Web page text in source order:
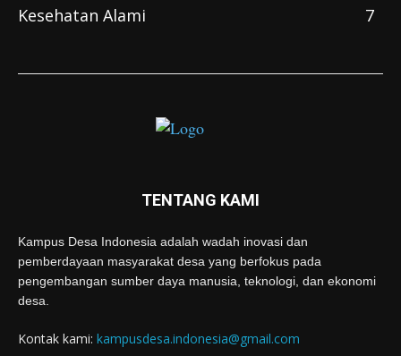
Kesehatan Alami
7
TENTANG KAMI
Kampus Desa Indonesia adalah wadah inovasi dan
pemberdayaan masyarakat desa yang berfokus pada
pengembangan sumber daya manusia, teknologi, dan ekonomi
desa.
Kontak kami: kampusdesa.indonesia@gmail.com